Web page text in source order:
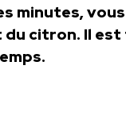
minutes,
citron. Il